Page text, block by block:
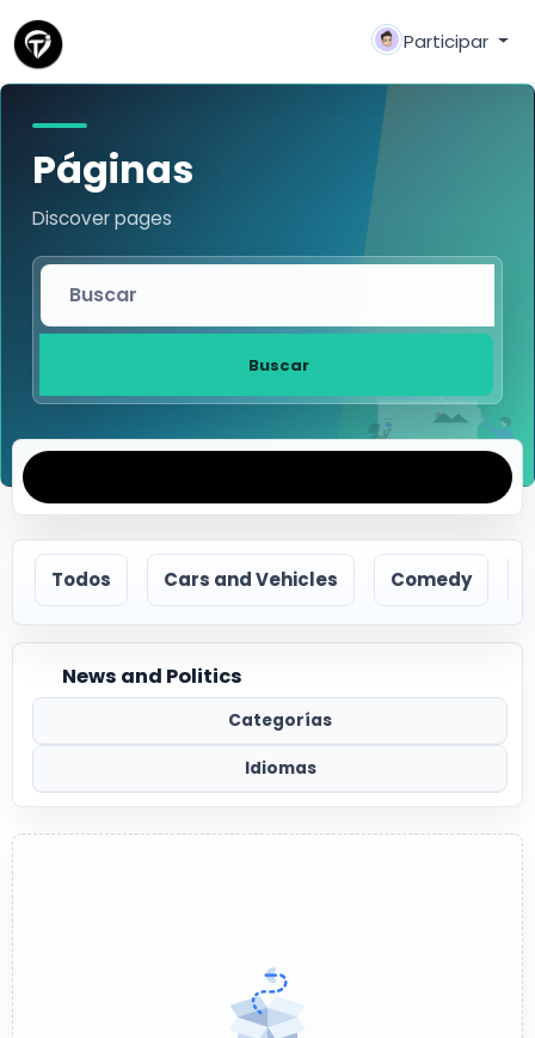
Participar
Páginas
Discover pages
Buscar
Todos Cars and Vehicles Comedy
News and Politics
Categorías
Idiomas